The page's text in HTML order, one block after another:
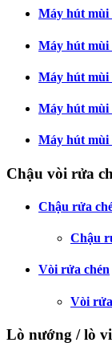
Máy hút mùi
Máy hút mùi
Máy hút mùi
Máy hút mùi
Máy hút mùi
Chậu vòi rửa
Chậu rửa
Chậu
Vòi rửa chén
Vòi
Lò nướng / lò